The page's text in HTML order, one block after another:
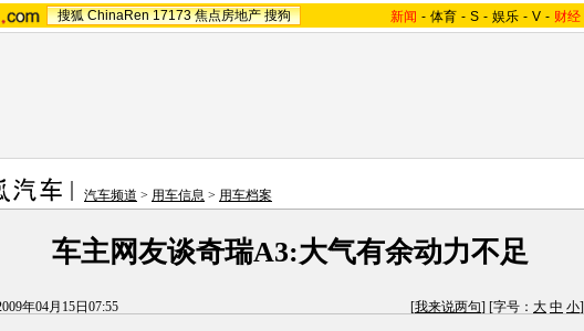
搜狐 ChinaRen 17173 焦点房地产 搜狗 新闻 - 体育 - S - 娱乐 - V - 财经
汽车频道 > 用车信息 > 用车档案
车主网友谈奇瑞A3:大气有余动力不足
年04月15日07:55 [我来说两句] [字号： 大 中 小]